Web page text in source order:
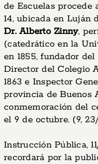
de Escuelas procede
14, ubicada en Luján
Dr. Alberto Zinny,
(catedrático en la
en 1855, fundador
Director del Colegio
1863 e Inspector
provincia de Buenos
conmemoración del
el 9 de octubre. (9, 23/
Instrucción Pública,
recordará por la